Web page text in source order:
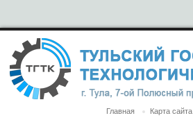
Главная Карта сайта